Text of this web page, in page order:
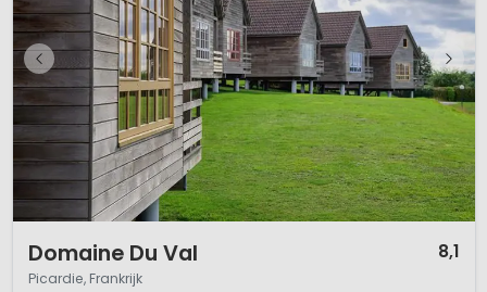
Domaine Du Val 8,1
Picardie, Frankrijk